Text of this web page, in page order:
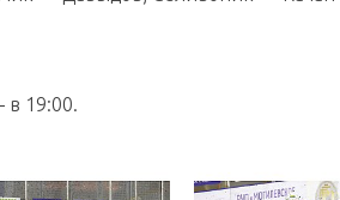
в 19:00.